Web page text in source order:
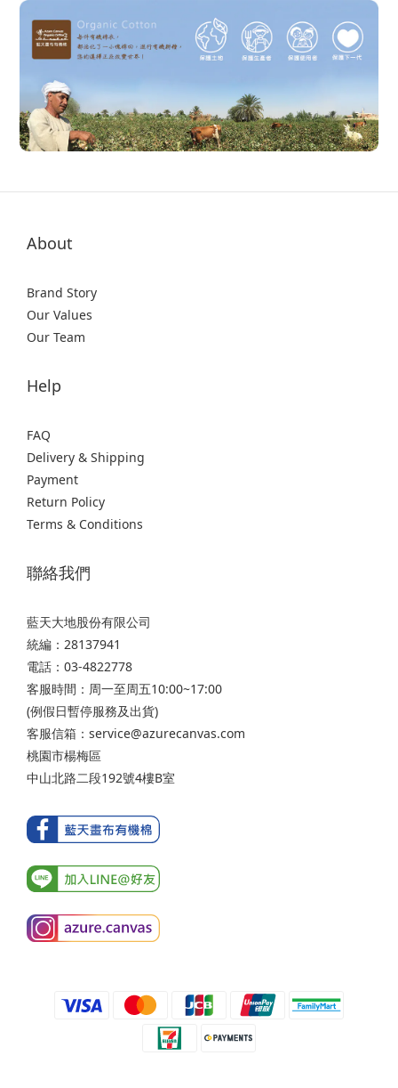
About
Brand Story
Our Values
Our Team
Help
FAQ
Delivery & Shipping
Payment
Return Policy
Terms & Conditions
聯絡我們
藍天大地股份有限公司
統編：28137941
電話：03-4822778
客服時間：周一至周五10:00~17:00
(例假日暫停服務及出貨)
客服信箱：service@azurecanvas.com
桃園市楊梅區
中山北路二段192號4樓B室